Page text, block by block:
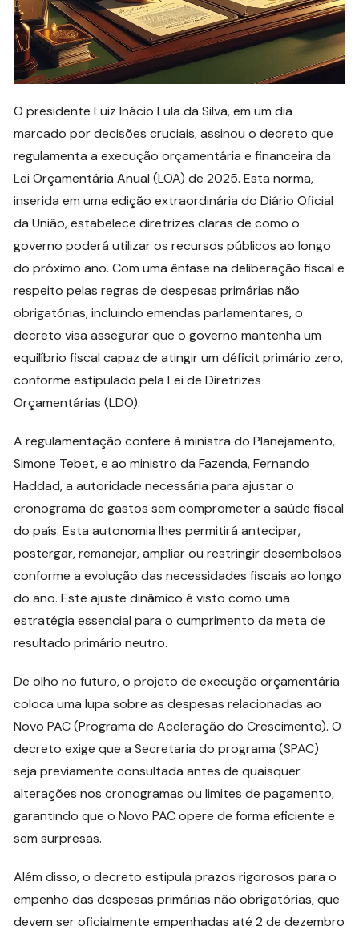
O presidente Luiz Inácio Lula da Silva, em um dia
marcado por decisões cruciais, assinou o decreto que
regulamenta a execução orçamentária e financeira da
Lei Orçamentária Anual (LOA) de 2025. Esta norma,
inserida em uma edição extraordinária do Diário Oficial
da União, estabelece diretrizes claras de como o
governo poderá utilizar os recursos públicos ao longo
do próximo ano. Com uma ênfase na deliberação fiscal e
respeito pelas regras de despesas primárias não
obrigatórias, incluindo emendas parlamentares, o
decreto visa assegurar que o governo mantenha um
equilíbrio fiscal capaz de atingir um déficit primário zero,
conforme estipulado pela Lei de Diretrizes
Orçamentárias (LDO).
A regulamentação confere à ministra do Planejamento,
Simone Tebet, e ao ministro da Fazenda, Fernando
Haddad, a autoridade necessária para ajustar o
cronograma de gastos sem comprometer a saúde fiscal
do país. Esta autonomia lhes permitirá antecipar,
postergar, remanejar, ampliar ou restringir desembolsos
conforme a evolução das necessidades fiscais ao longo
do ano. Este ajuste dinâmico é visto como uma
estratégia essencial para o cumprimento da meta de
resultado primário neutro.
De olho no futuro, o projeto de execução orçamentária
coloca uma lupa sobre as despesas relacionadas ao
Novo PAC (Programa de Aceleração do Crescimento). O
decreto exige que a Secretaria do programa (SPAC)
seja previamente consultada antes de quaisquer
alterações nos cronogramas ou limites de pagamento,
garantindo que o Novo PAC opere de forma eficiente e
sem surpresas.
Além disso, o decreto estipula prazos rigorosos para o
empenho das despesas primárias não obrigatórias, que
devem ser oficialmente empenhadas até 2 de dezembro